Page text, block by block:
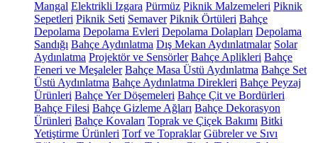
Mangal Elektrikli Izgara Pürmüz Piknik Malzemeleri Piknik
Sepetleri Piknik Seti Semaver Piknik Örtüleri Bahçe
Depolama Depolama Evleri Depolama Dolapları Depolama
Sandığı Bahçe Aydınlatma Dış Mekan Aydınlatmalar Solar
Aydınlatma Projektör ve Sensörler Bahçe Aplikleri Bahçe
Feneri ve Meşaleler Bahçe Masa Üstü Aydınlatma Bahçe Set
Üstü Aydınlatma Bahçe Aydınlatma Direkleri Bahçe Peyzaj
Ürünleri Bahçe Yer Döşemeleri Bahçe Çit ve Bordürleri
Bahçe Filesi Bahçe Gizleme Ağları Bahçe Dekorasyon
Ürünleri Bahçe Kovaları Toprak ve Çiçek Bakımı Bitki
Yetiştirme Ürünleri Torf ve Topraklar Gübreler ve Sıvı